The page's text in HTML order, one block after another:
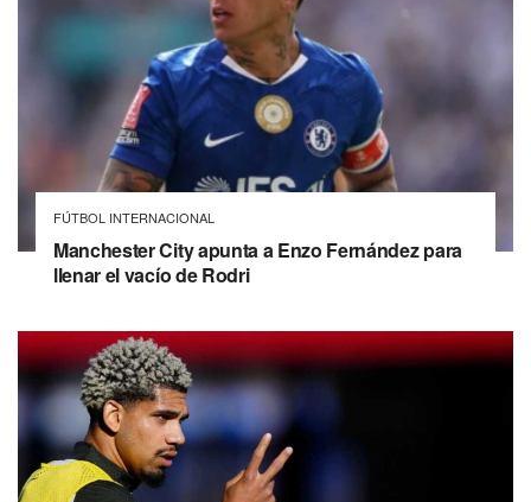
FÚTBOL INTERNACIONAL
Manchester City apunta a Enzo Fernández para
llenar el vacío de Rodri